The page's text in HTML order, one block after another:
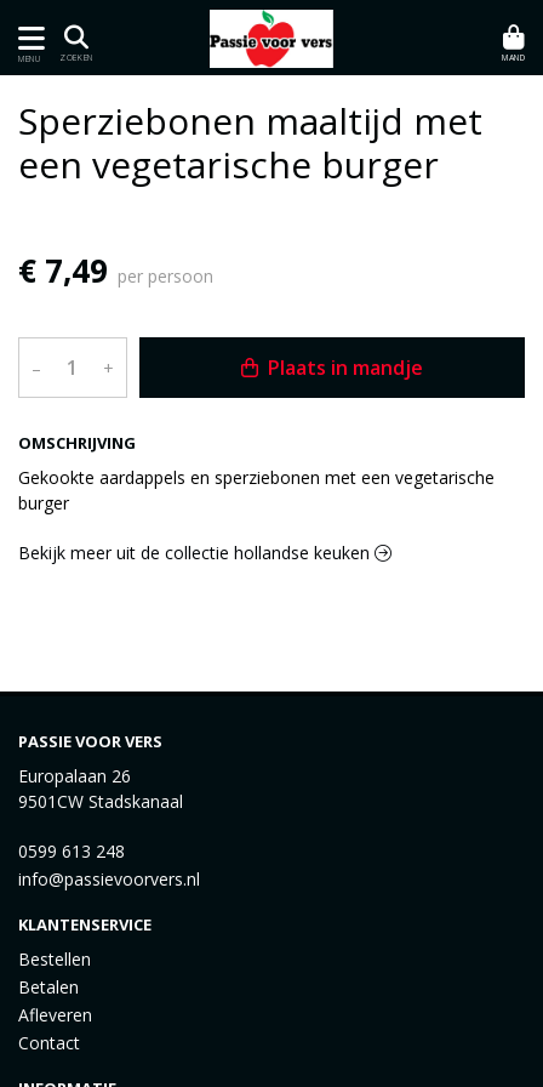
MENU ZOEKEN MAND
OMSCHRIJVING
Gekookte aardappels en sperziebonen met een vegetarische
burger
Sperziebonen maaltijd met
een vegetarische burger
€ 7,49 per persoon
– + Plaats in mandje
Bekijk meer uit de collectie hollandse keuken
PASSIE VOOR VERS
Europalaan 26
9501CW Stadskanaal
0599 613 248
info@passievoorvers.nl
KLANTENSERVICE
Bestellen
Betalen
Afleveren
Contact